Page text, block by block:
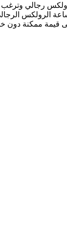
رجالي وترغب
الرولكس
قيمة ممكنة دون